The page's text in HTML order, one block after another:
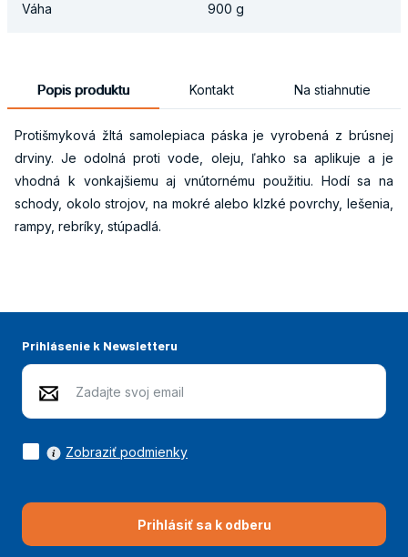
Váha 900 g
Popis produktu Kontakt Na stiahnutie
Protišmyková žltá samolepiaca páska je vyrobená z brúsnej
drviny. Je odolná proti vode, oleju, ľahko sa aplikuje a je
vhodná k vonkajšiemu aj vnútornému použitiu. Hodí sa na
schody, okolo strojov, na mokré alebo klzké povrchy, lešenia,
rampy, rebríky, stúpadlá.
Prihlásenie k Newsletteru
Prihlásiť sa k odberu
Zobraziť podmienky